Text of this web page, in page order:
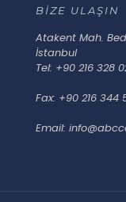
BİZE ULAŞIN
Atakent Mah.
İstanbul
Tel: +90 216 328
Fax: +90 216 344
Email: